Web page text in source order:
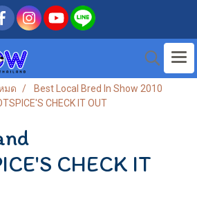
มด
Best Local Bred In Show 2010
CHECK IT OUT
CHECK IT